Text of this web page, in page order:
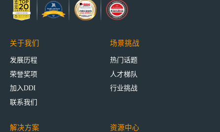
关于我们
发展历程
荣誉奖项
加入DDI
联系我们
场景挑战
热门话题
人才梯队
行业挑战
解决方案 资源中心